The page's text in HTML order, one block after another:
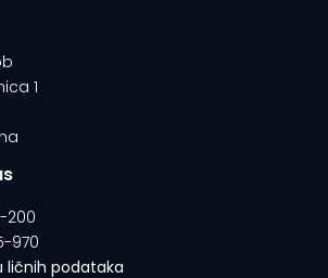
1
200
970
ličnih podataka